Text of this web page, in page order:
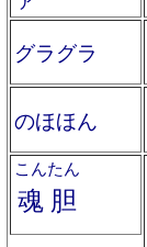
グラグラ
のほほん
魂胆
こんたん